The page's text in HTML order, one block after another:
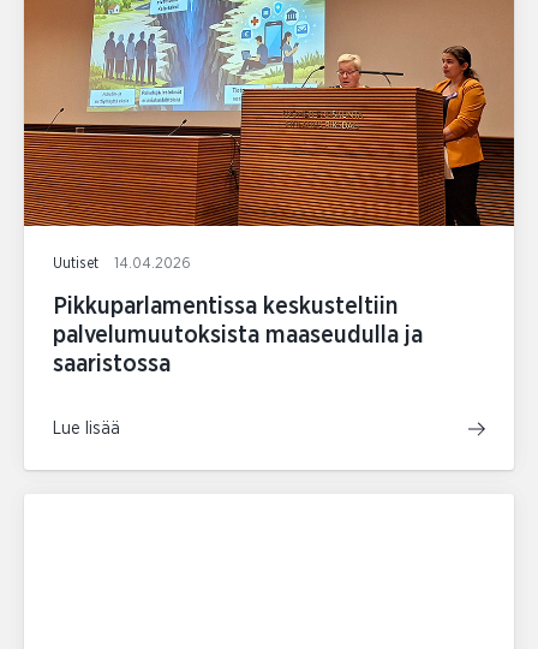
Uutiset 14.04.2026
Pikkuparlamentissa keskusteltiin
palvelumuutoksista maaseudulla ja
saaristossa
Lue lisää